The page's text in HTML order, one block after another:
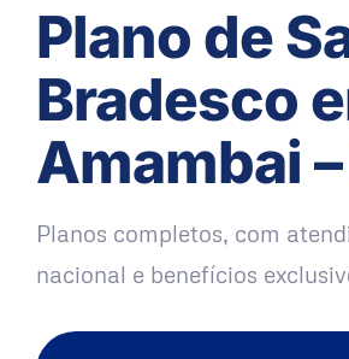
Plano de
Bradesco
Amambai
Planos completos, com
nacional e benefícios